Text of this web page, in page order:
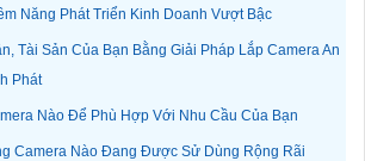
Năng Phát Triển Kinh Doanh Vượt Bậc
Tài Sản Của Bạn Bằng Giải Pháp Lắp Camera An
Phát
Nào Để Phù Hợp Với Nhu Cầu Của Bạn
Camera Nào Đang Được Sử Dùng Rộng Rãi